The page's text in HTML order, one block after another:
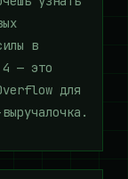
в
4 — это
для